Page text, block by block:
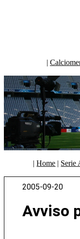
|
|Home | Serie
2005-09-20
Avviso